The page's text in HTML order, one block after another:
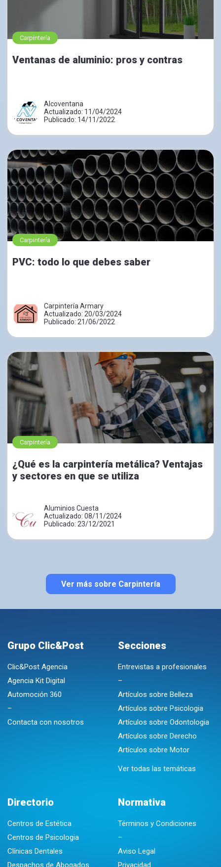
Carpintería
Ventanas de aluminio: pros y contras
Alcoventana
Actualizado: 11/04/2024
Publicado: 14/11/2022
Carpintería
PVC: todo lo que debes saber
Carpintería Armary
Actualizado: 20/03/2024
Publicado: 21/06/2022
Carpintería
¿Qué es la carpintería metálica? Ventajas
y sectores en que se utiliza
Aluminios Cuesta
Actualizado: 08/11/2024
Publicado: 23/12/2021
Ver más sobre Carpintería
Grupo Clic&Post
Clic&Post Agencia
Agencia Kit Digital
Automoción 360
–
Contacta con nosotros
Secciones
Entrevistas a profesionales
–
Artículos sobre Belleza
Artículos sobre Psicologia
Artículos sobre Odontologia
Artículos sobre Derecho
Artículos sobre Motor
Ver todas las temáticas
Directorio
Centros de Estética
Centros de Psicologia
Clínicas Dentales
Despachos de Abogados
Normativa
Términos y Condiciones
–
Aviso Legal
Privacidad